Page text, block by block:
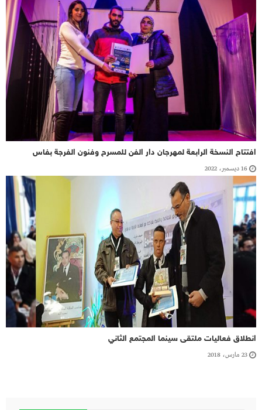
افتتاح النسخة الرابعة لمهرجان دار الفن للمسرح وفنون الفرجة بفاس
16 ديسمبر، 2022
انطلاق فعاليات ملتقى سينما المجتمع الثاني
23 مارس، 2018